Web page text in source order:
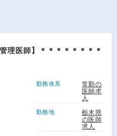
理医師】＊＊＊＊＊＊＊＊
勤務体系
常勤の
医師求
人
勤務地
栃木県
の医師
求人